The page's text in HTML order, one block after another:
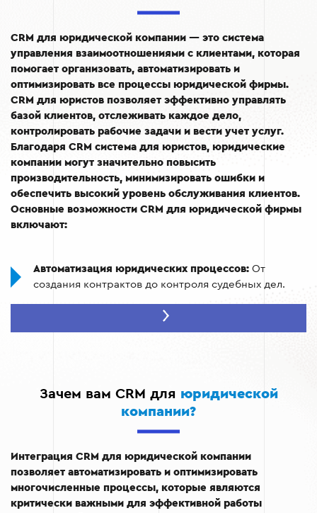
CRM для юридической компании — это система
управления взаимоотношениями с клиентами, которая
помогает организовать, автоматизировать и
оптимизировать все процессы юридической фирмы.
CRM для юристов позволяет эффективно управлять
базой клиентов, отслеживать каждое дело,
контролировать рабочие задачи и вести учет услуг.
Благодаря CRM система для юристов, юридические
компании могут значительно повысить
производительность, минимизировать ошибки и
обеспечить высокий уровень обслуживания клиентов.
Основные возможности CRM для юридической фирмы
включают:
Автоматизация юридических процессов: От
создания контрактов до контроля судебных дел.
Учет рабочего времени и задач:
решения и другие документы всегда под рукой.
Интеграция с другими сервисами:
бухгалтерскими системами, почтой, мессенджерами
и другими сервисами.
Зачем вам CRM для юридической
компании?
Интеграция CRM для юридической компании
позволяет автоматизировать и оптимизировать
многочисленные процессы, которые являются
критически важными для эффективной работы